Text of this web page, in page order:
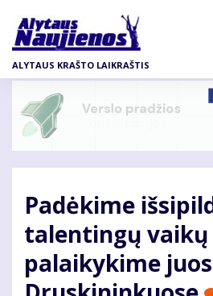
pagrindinį
turinį
ALYTAUS KRAŠTO LAIKRAŠTIS
Padėkime
talentingų vaikų
palaikykime juos